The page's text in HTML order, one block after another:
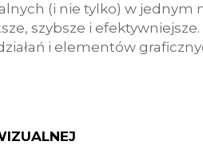
(i nie tylko) w jednym
szybsze i
i elementów